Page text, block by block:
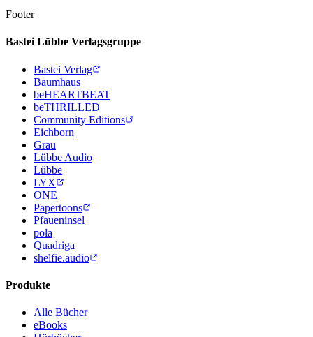
Footer
Bastei Lübbe Verlagsgruppe
Bastei Verlag
Baumhaus
beHEARTBEAT
beTHRILLED
Community Editions
Eichborn
Grau
Lübbe Audio
Lübbe
LYX
ONE
Papertoons
Pfaueninsel
pola
Quadriga
shelfie.audio
Produkte
Alle Bücher
eBooks